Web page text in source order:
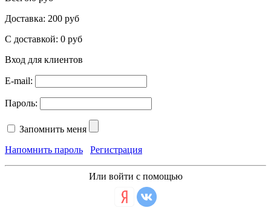
Доставка: 200 руб
С доставкой: 0 руб
Вход для клиентов
E-mail:
Пароль:
Запомнить меня
Напомнить пароль
Регистрация
Или войти с помощью